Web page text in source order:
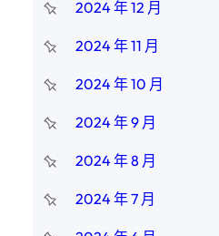
2024 年 12 月
2024 年 11 月
2024 年 10 月
2024 年 9 月
2024 年 8 月
2024 年 7 月